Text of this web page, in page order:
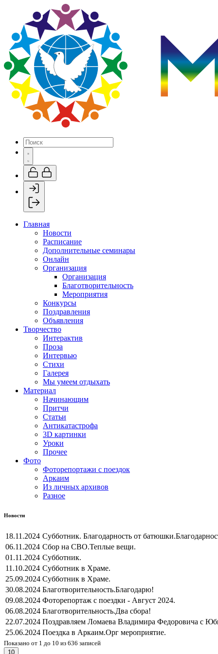
Главная
Новости
Расписание
Дополнительные семинары
Онлайн
Организация
Организация
Благотворительность
Мероприятия
Конкурсы
Поздравления
Объявления
Творчество
Интерактив
Проза
Интервью
Стихи
Галерея
Мы умеем отдыхать
Материал
Начинающим
Притчи
Статьи
Антикатастрофа
3D картинки
Уроки
Прочее
Фото
Фоторепортажи с поездок
Аркаим
Из личных архивов
Разное
Новости
18.11.2024 Субботник. Благодарность от батюшки.
06.11.2024 Сбор на СВО.Теплые вещи.
01.11.2024 Субботник.
11.10.2024 Субботник в Храме.
25.09.2024 Субботник в Храме.
30.08.2024 Благотворительность.Благодарю!
09.08.2024 Фоторепортаж с поездки - Август 2024.
06.08.2024 Благотворительность.Два сбора!
22.07.2024 Поздравляем Ломаева Владимира Федоровича с
25.06.2024 Поездка в Аркаим.Орг мероприятие.
Показано от 1 до 10 из 636 записей
10